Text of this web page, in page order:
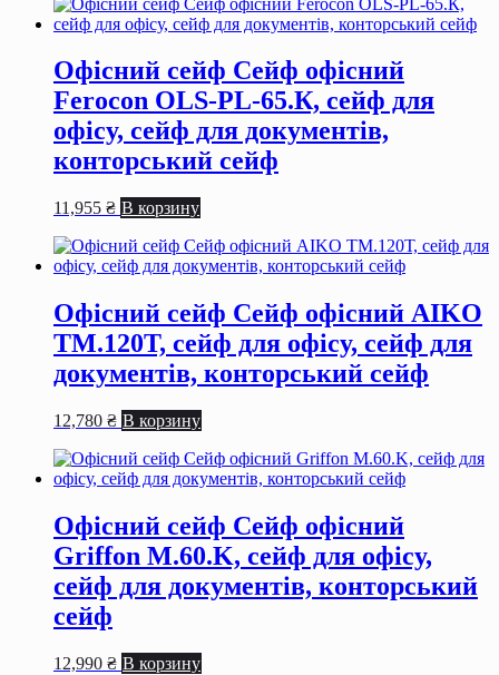
Офісний сейф Сейф офiсний
Ferocon OLS-PL-65.К, сейф для
офiсу, сейф для документiв,
конторський сейф
11,955 ₴ В корзину
Офісний сейф Сейф офiсний AIKO
TM.120Т, сейф для офiсу, сейф для
документiв, конторський сейф
12,780 ₴ В корзину
Офісний сейф Сейф офiсний
Griffon M.60.K, сейф для офiсу,
сейф для документiв, конторський
сейф
12,990 ₴ В корзину